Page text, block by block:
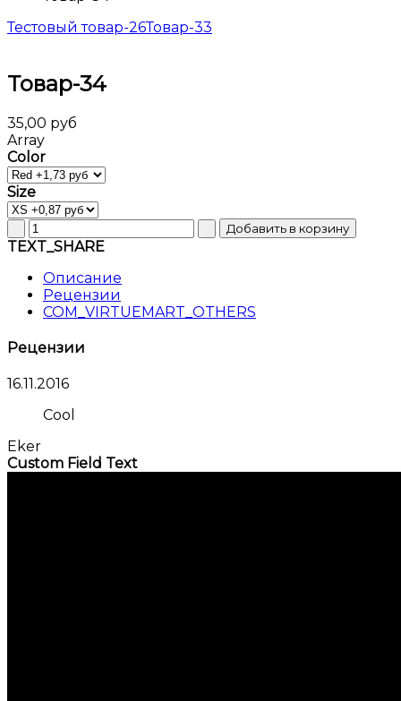
Тестовый товар-26Товар-33
Товар-34
35,00 руб
Array
Color
Size
TEXT_SHARE
Описание
Рецензии
COM_VIRTUEMART_OTHERS
Рецензии
16.11.2016
Cool
Eker
Custom Field Text